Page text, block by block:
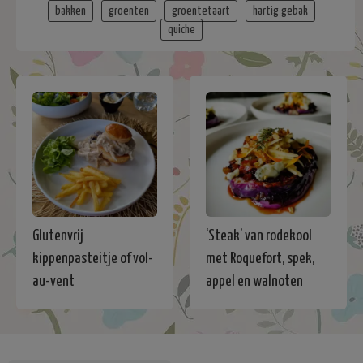
bakken groenten groentetaart
hartig gebak
quiche
Glutenvrij
kippenpasteitje of vol-
au-vent
‘Steak’ van rodekool
met Roquefort, spek,
appel en walnoten